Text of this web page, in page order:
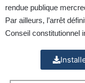
rendue publique
Par ailleurs, l’arrêt
Conseil constitutionnel